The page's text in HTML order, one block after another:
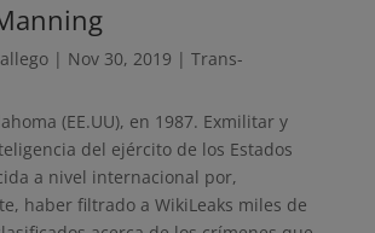
| Nov 30, 2019 | Trans-
(EE.UU), en 1987. Exmilitar y
del ejército de los Estados
a nivel internacional por,
haber filtrado a WikiLeaks miles de